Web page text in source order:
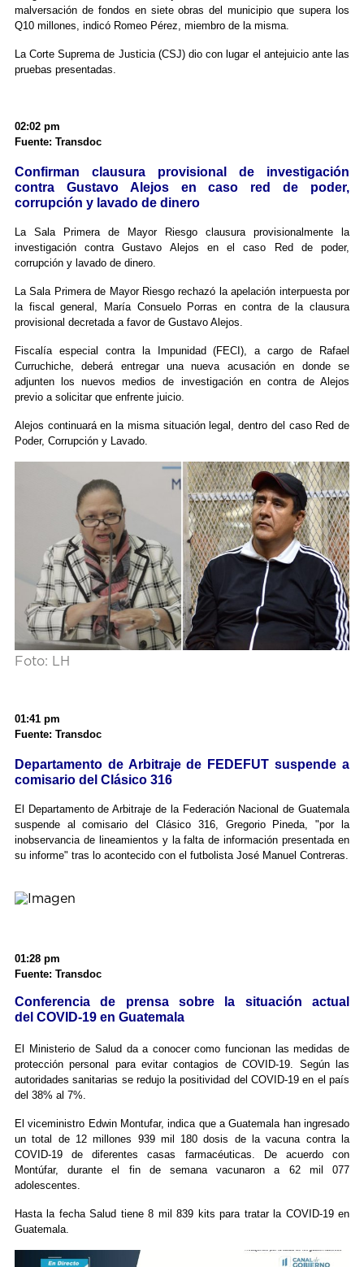
malversación de fondos en siete obras del municipio que supera los
Q10 millones, indicó Romeo Pérez, miembro de la misma.
La Corte Suprema de Justicia (CSJ) dio con lugar el antejuicio ante las
pruebas presentadas.
02:02 pm
Fuente: Transdoc
Confirman clausura provisional de investigación
contra Gustavo Alejos en caso red de poder,
corrupción y lavado de dinero
La Sala Primera de Mayor Riesgo clausura provisionalmente la
investigación contra Gustavo Alejos en el caso Red de poder,
corrupción y lavado de dinero.
La Sala Primera de Mayor Riesgo rechazó la apelación interpuesta por
la fiscal general, María Consuelo Porras en contra de la clausura
provisional decretada a favor de Gustavo Alejos.
Fiscalía especial contra la Impunidad (FECI), a cargo de Rafael
Curruchiche, deberá entregar una nueva acusación en donde se
adjunten los nuevos medios de investigación en contra de Alejos
previo a solicitar que enfrente juicio.
Alejos continuará en la misma situación legal, dentro del caso Red de
Poder, Corrupción y Lavado.
Foto: LH
01:41 pm
Fuente: Transdoc
Departamento de Arbitraje de FEDEFUT suspende a
comisario del Clásico 316
El Departamento de Arbitraje de la Federación Nacional de Guatemala
suspende al comisario del Clásico 316, Gregorio Pineda, "por la
inobservancia de lineamientos y la falta de información presentada en
su informe" tras lo acontecido con el futbolista José Manuel Contreras.
01:28 pm
Fuente: Transdoc
Conferencia de prensa sobre la situación actual
del COVID-19 en Guatemala
El Ministerio de Salud da a conocer como funcionan las medidas de
protección personal para evitar contagios de COVID-19. Según las
autoridades sanitarias se redujo la positividad del COVID-19 en el país
del 38% al 7%.
El viceministro Edwin Montufar, indica que a Guatemala han ingresado
un total de 12 millones 939 mil 180 dosis de la vacuna contra la
COVID-19 de diferentes casas farmacéuticas. De acuerdo con
Montúfar, durante el fin de semana vacunaron a 62 mil 077
adolescentes.
Hasta la fecha Salud tiene 8 mil 839 kits para tratar la COVID-19 en
Guatemala.